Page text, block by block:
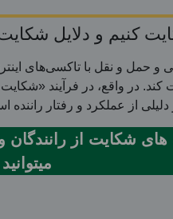
کنیم و دلایل
و حمل و نقل با تاکسی‌های
در واقع، در فرآیند
از عملکرد و رفتار